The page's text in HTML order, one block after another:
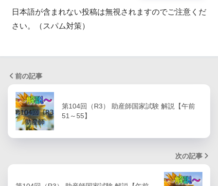
日本語が含まれない投稿は無視されますのでご注意くだ
さい。（スパム対策）
前の記事
第104回（R3） 助産師国家試験 解説【午前
51～55】
次の記事